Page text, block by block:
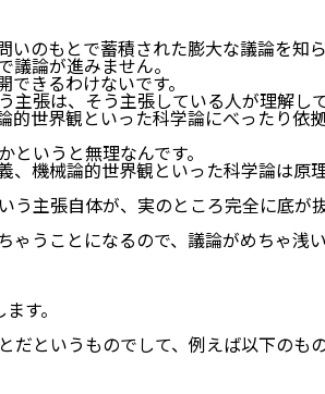
いのもとで蓄積された膨大な議論を知ら
論が進みません。
きるわけないです。
主張は、そう主張している人が理解し
的世界観といった科学論にべったり依
いうと無理なんです。
、機械論的世界観といった科学論は原
う主張自体が、実のところ完全に底が
ゃうことになるので、議論がめちゃ浅い
す。
だというものでして、例えば以下のも